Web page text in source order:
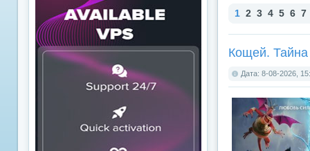
1 2 3 4 5 6 7
Кощей.
Дата: 8-08-2026,